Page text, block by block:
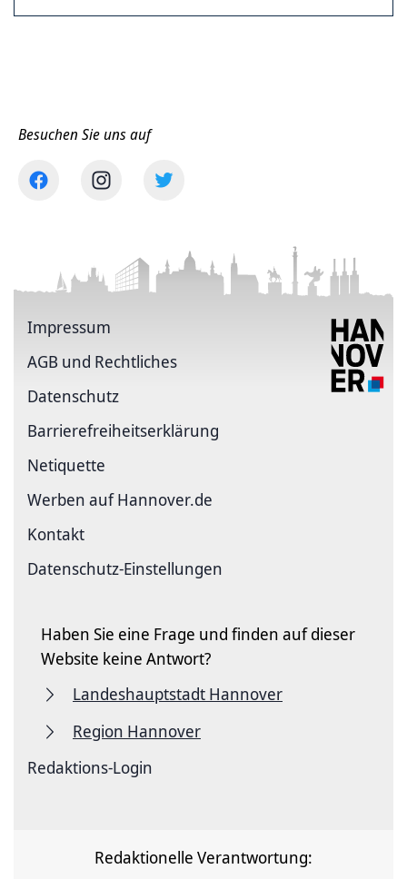
Besuchen Sie uns auf
Impressum
AGB und Rechtliches
Datenschutz
Barriere­freiheits­erklärung
Netiquette
Werben auf Hannover.de
Kontakt
Datenschutz-Einstellungen
Haben Sie eine Frage und finden auf dieser
Website keine Antwort?
Landeshauptstadt Hannover
Region Hannover
Redaktions-Login
Redaktionelle Verantwortung: